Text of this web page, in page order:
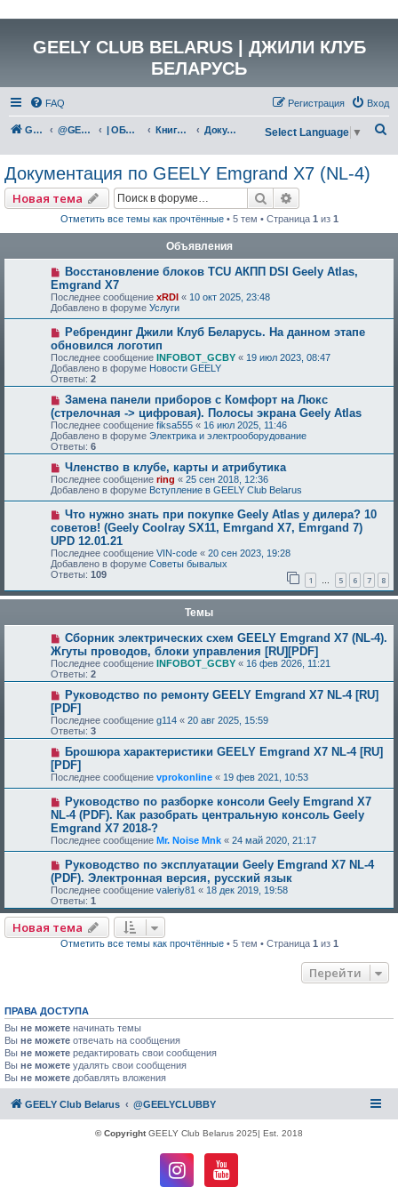
GEELY CLUB BELARUS | ДЖИЛИ КЛУБ
БЕЛАРУСЬ
FAQ Вход
Регистрация
GEELY Club Belarus @GEELYCLUBBY | ОБЩАЯ ТЕХНИЧЕСКАЯ ИНФОРМАЦИЯ Книги, инструкции, руководства, полезные материалы Документация по GEELY Emgrand X7 (NL-4) Select Language ▼
Документация по GEELY Emgrand X7 (NL-4)
Новая тема Поиск
Отметить все темы как прочтённые• 5 тем • Страница 1 из 1
Объявления
Восстановление блоков TCU АКПП DSI Geely Atlas,
Emgrand X7
Последнее сообщение xRDI « 10 окт 2025, 23:48
Добавлено в форуме Услуги
Ребрендинг Джили Клуб Беларусь. На данном этапе
обновился логотип
Последнее сообщение INFOBOT_GCBY « 19 июл 2023, 08:47
Добавлено в форуме Новости GEELY
Ответы: 2
Замена панели приборов с Комфорт на Люкс
(стрелочная -> цифровая). Полосы экрана Geely Atlas
Последнее сообщение fiksa555 « 16 июл 2025, 11:46
Добавлено в форуме Электрика и электрооборудование
Ответы: 6
Членство в клубе, карты и атрибутика
Последнее сообщение ring « 25 сен 2018, 12:36
Добавлено в форуме Вступление в GEELY Club Belarus
Что нужно знать при покупке Geely Atlas у дилера? 10
советов! (Geely Coolray SX11, Emrgand X7, Emrgand 7)
UPD 12.01.21
Последнее сообщение VIN-code « 20 сен 2023, 19:28
Добавлено в форуме Советы бывалых
Ответы: 109 1 … 5 6 7 8
Темы
Сборник электрических схем GEELY Emgrand X7 (NL-4).
Жгуты проводов, блоки управления [RU][PDF]
Последнее сообщение INFOBOT_GCBY « 16 фев 2026, 11:21
Ответы: 2
Руководство по ремонту GEELY Emgrand X7 NL-4 [RU]
[PDF]
Последнее сообщение g114 « 20 авг 2025, 15:59
Ответы: 3
Брошюра характеристики GEELY Emgrand X7 NL-4 [RU]
[PDF]
Последнее сообщение vprokonline « 19 фев 2021, 10:53
Руководство по разборке консоли Geely Emgrand X7
NL-4 (PDF). Как разобрать центральную консоль Geely
Emgrand X7 2018-?
Последнее сообщение Mr. Noise Mnk « 24 май 2020, 21:17
Руководство по эксплуатации Geely Emgrand X7 NL-4
(PDF). Электронная версия, русский язык
Последнее сообщение valeriy81 « 18 дек 2019, 19:58
Ответы: 1
Новая тема
Отметить все темы как прочтённые• 5 тем • Страница 1 из 1
Перейти
ПРАВА ДОСТУПА
Вы не можете начинать темы
Вы не можете отвечать на сообщения
Вы не можете редактировать свои сообщения
Вы не можете удалять свои сообщения
Вы не можете добавлять вложения
GEELY Club Belarus @GEELYCLUBBY
© CopyrightGEELY Club Belarus 2025| Est. 2018